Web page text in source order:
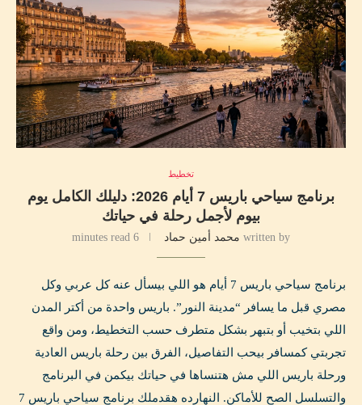
تخطيط
برنامج سياحي باريس 7 أيام 2026: دليلك الكامل يوم
بيوم لأجمل رحلة في حياتك
written by محمد أمين حماد 6 minutes read
برنامج سياحي باريس 7 أيام هو اللي بيسأل عنه كل عربي وكل
مصري قبل ما يسافر “مدينة النور”. باريس واحدة من أكتر المدن
اللي بتخيب أو بتبهر بشكل متطرف حسب التخطيط، ومن واقع
تجربتي كمسافر بيحب التفاصيل، الفرق بين رحلة باريس العادية
ورحلة باريس اللي مش هتنساها في حياتك بيكمن في البرنامج
والتسلسل الصح للأماكن. النهارده هقدملك برنامج سياحي باريس 7